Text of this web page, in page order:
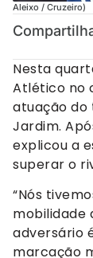
Aleixo / Cruzeiro)
Nesta
Atlético no
atuação do
Jardim.
explicou a
superar o
“Nós
mobilidade
adversário
marcação